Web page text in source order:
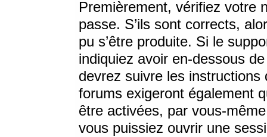
Premièrement, vérifiez votre
passe. S’ils sont corrects,
pu s’être produite. Si le
indiquiez avoir en-dessous
devrez suivre les
forums exigeront également
être activées, par vous-
vous puissiez ouvrir une